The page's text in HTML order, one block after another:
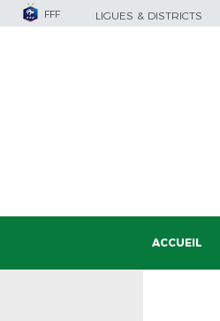
FFF LIGUES & DISTRICTS
ACCUEIL